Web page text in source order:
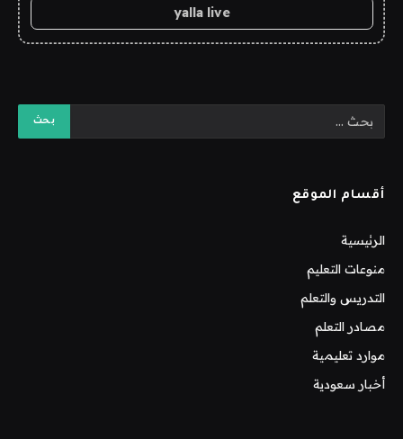
yalla live
أقسام الموقع
الرئيسية
منوعات التعليم
التدريس والتعلم
مصادر التعلم
موارد تعليمية
أخبار سعودية